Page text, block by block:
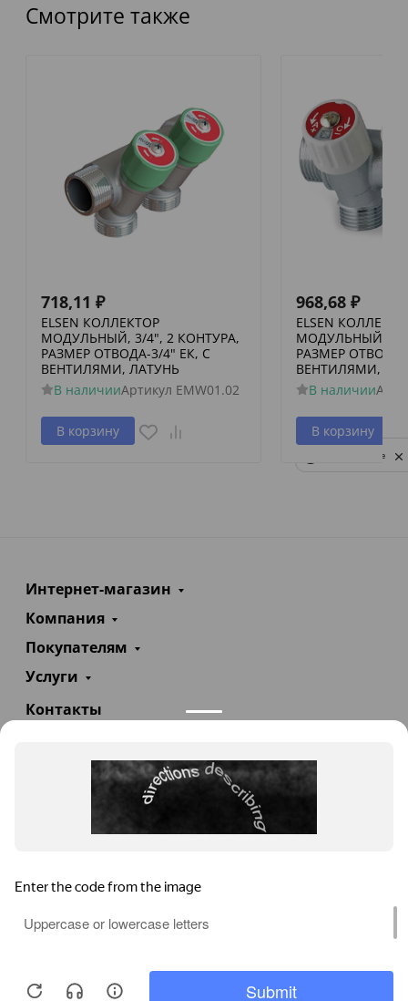
Смотрите также
718,11 ₽
ELSEN КОЛЛЕКТОР
МОДУЛЬНЫЙ, 3/4", 2 КОНТУРА,
РАЗМЕР ОТВОДА-3/4" ЕК, С
ВЕНТИЛЯМИ, ЛАТУНЬ
В наличииАртикул EMW01.02
В корзину
968,68 ₽
ELSEN
МОДУЛЬНЫЙ, 3/
РАЗМЕР ОТВОДА-
ВЕНТИЛЯМИ,
В наличии
В корзину
Интернет-магазин
Компания
Покупателям
Услуги
Контакты
info@teploexpert.com
Пн—Сб 09:00 – 18:00
TeploExpert.com © 2008 - 2026 Оборудование для
систем отопления, водоснабжения, канализации
Privacy notice